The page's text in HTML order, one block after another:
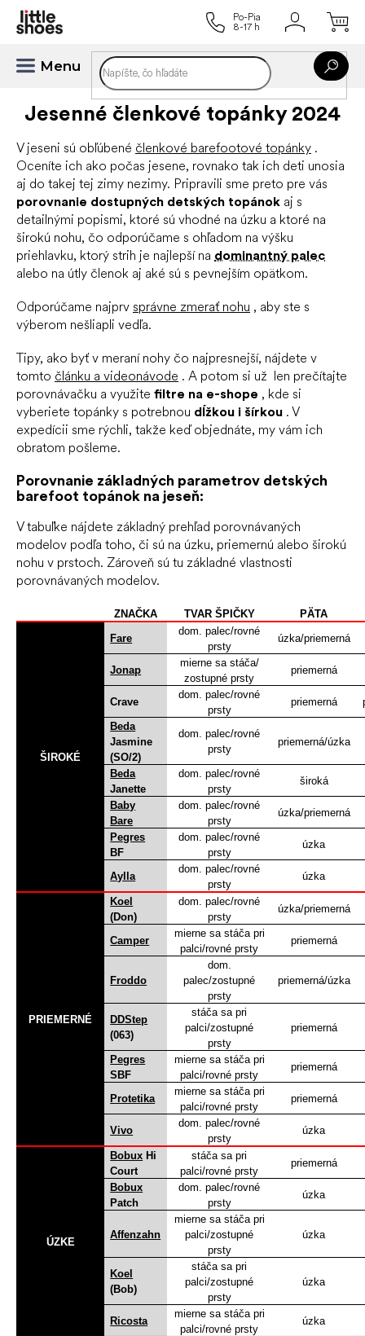
obsah
Jesenné členkové topánky 2024
V jeseni sú obľúbené členkové barefootové topánky .
Oceníte ich ako počas jesene, rovnako tak ich deti unosia
aj do takej tej zimy nezimy. Pripravili sme preto pre vás
porovnanie dostupných detských topánok aj s
detailnými popismi, ktoré sú vhodné na úzku a ktoré na
širokú nohu, čo odporúčame s ohľadom na výšku
priehlavku, ktorý strih je najlepší na dominantný palec
alebo na útly členok aj aké sú s pevnejším opätkom.
Odporúčame najprv správne zmerať nohu , aby ste s
výberom nešliapli vedľa.
Tipy, ako byť v meraní nohy čo najpresnejší, nájdete v
tomto článku a videonávode . A potom si už len prečítajte
porovnávačku a využite filtre na e-shope , kde si
vyberiete topánky s potrebnou dĺžkou i šírkou . V
expedícii sme rýchli, takže keď objednáte, my vám ich
obratom pošleme.
Porovnanie základných parametrov detských
barefoot topánok na jeseň:
V tabuľke nájdete základný prehľad porovnávaných
modelov podľa toho, či sú na úzku, priemernú alebo širokú
nohu v prstoch. Zároveň sú tu základné vlastnosti
porovnávaných modelov.
ZNAČKA TVAR ŠPIČKY PÄTA
ŠIROKÉ
Fare
dom. palec/rovné
prsty
úzka/priemerná
Jonap
mierne sa stáča/
zostupné prsty
priemerná
Crave
dom. palec/rovné
prsty
priemerná
Beda
Jasmine
(SO/2)
dom. palec/rovné
prsty
priemerná/úzka
Beda
Janette
dom. palec/rovné
prsty
široká
Baby
Bare
dom. palec/rovné
prsty
úzka/priemerná
Pegres
BF
dom. palec/rovné
prsty
úzka
Aylla
dom. palec/rovné
prsty
úzka
PRIEMERNÉ
Koel
(Don)
dom. palec/rovné
prsty
úzka/priemerná
Camper
mierne sa stáča pri
palci/rovné prsty
priemerná
Froddo
dom.
palec/zostupné
prsty
priemerná/úzka
DDStep
(063)
stáča sa pri
palci/zostupné
prsty
priemerná
Pegres
SBF
mierne sa stáča pri
palci/rovné prsty
priemerná
Protetika
mierne sa stáča pri
palci/rovné prsty
priemerná
Vivo
dom. palec/rovné
prsty
úzka
ÚZKE
Bobux Hi
Court
stáča sa pri
palci/rovné prsty
priemerná
Bobux
Patch
dom. palec/rovné
prsty
úzka
Affenzahn
mierne sa stáča pri
palci/zostupné
prsty
úzka
Koel
(Bob)
stáča sa pri
palci/zostupné
prsty
úzka
Ricosta
mierne sa stáča pri
palci/rovné prsty
úzka